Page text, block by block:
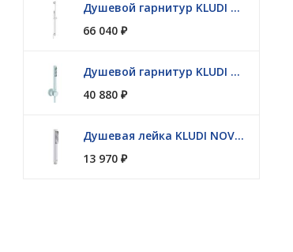
Душевой гарнитур KLUDI NOVA FONTE Puristic 2084053-15
66 040 ₽
Душевой гарнитур KLUDI NOVA FONTE Puristic 2085053-15
40 880 ₽
Душевая лейка KLUDI NOVA FONTE 3912053-00
13 970 ₽